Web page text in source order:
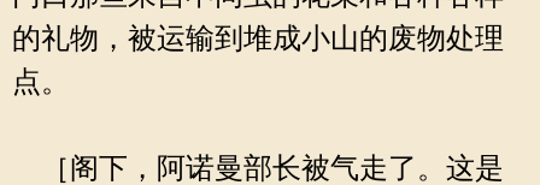
的礼物，被运输到堆成小山的废物处理
点。
［阁下，阿诺曼部长被气走了。这是